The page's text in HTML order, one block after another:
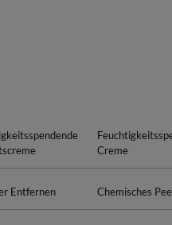
Creme
Entfernen Chemisches